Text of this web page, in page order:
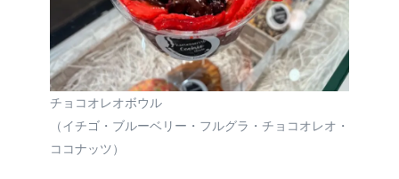
チョコオレオボウル
（イチゴ・ブルーベリー・フルグラ・チョコオレオ・
ココナッツ）